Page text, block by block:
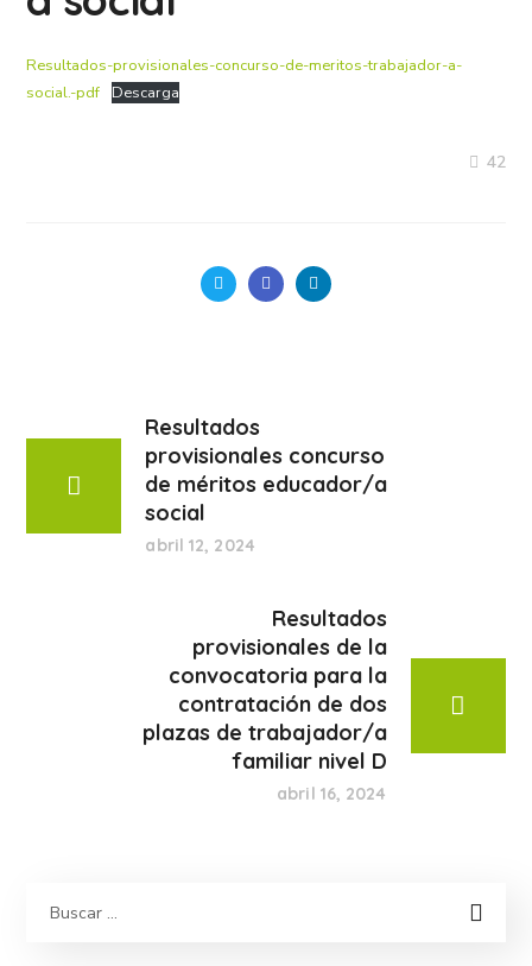
Resultados-provisionales-concurso-de-meritos-trabajador-a-
social.-pdf
Descarga
42
Resultados
provisionales concurso
de méritos educador/a
social
abril 12, 2024
Resultados
provisionales de la
convocatoria para la
contratación de dos
plazas de trabajador/a
familiar nivel D
abril 16, 2024